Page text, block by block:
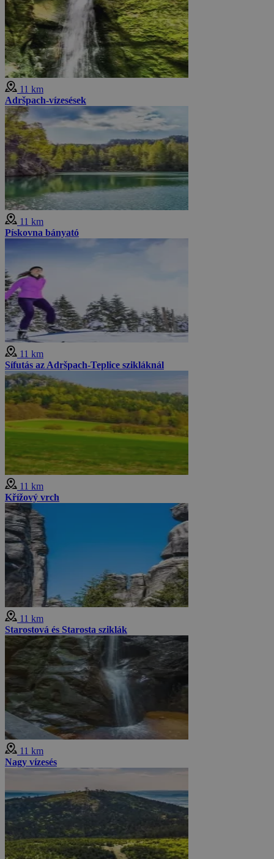
11 km
Adršpach-vízesések
11 km
Pískovna bányató
11 km
Sífutás az Adršpach-Teplice szikláknál
11 km
Křížový vrch
11 km
Starostová és Starosta sziklák
11 km
Nagy vízesés